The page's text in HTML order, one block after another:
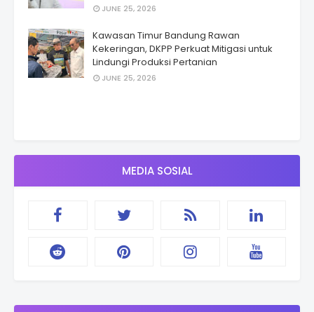
JUNE 25, 2026
Kawasan Timur Bandung Rawan
Kekeringan, DKPP Perkuat Mitigasi untuk
Lindungi Produksi Pertanian
JUNE 25, 2026
MEDIA SOSIAL